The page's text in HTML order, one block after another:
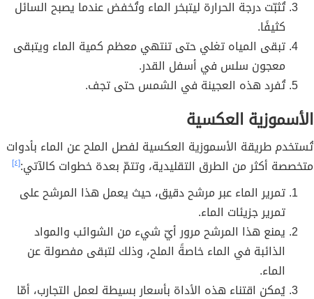
تُثبّت درجة الحرارة ليتبخر الماء وتُخفض عندما يصبح السائل
كثيفًا.
تبقى المياه تغلي حتى تنتهي معظم كمية الماء ويتبقى
معجون سلس في أسفل القدر.
تُفرد هذه العجينة في الشمس حتى تجف.
الأسموزية العكسية
تُستخدم طريقة الأسموزية العكسية لفصل الملح عن الماء بأدوات
متخصصة أكثر من الطرق التقليدية، وتتمّ بعدة خطوات كالآتي:[٤]
تمرير الماء عبر مرشح دقيق، حيث يعمل هذا المرشح على
تمرير جزيئات الماء.
يمنع هذا المرشح مرور أيّ شيء من الشوائب والمواد
الذائبة في الماء خاصةً الملح، وذلك لتبقى مفصولة عن
الماء.
يُمكن اقتناء هذه الأداة بأسعار بسيطة لعمل التجارب، أمّا